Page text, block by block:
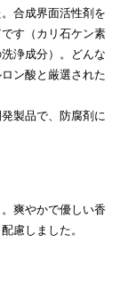
合成界面活性剤を
す（カリ石ケン素
浄成分）。どんな
ン酸と厳選された
製品で、防腐剤に
爽やかで優しい香
慮しました。